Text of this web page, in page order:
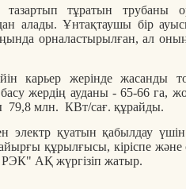
тұратын трубаны
алады. Ұнтақтаушы бір
орналастырылған, ал
карьер жерінде жасанды
жердің ауданы - 65-66 га,
79,8 млн. КВт/сағ. құрайды.
электр қуатын қабылдау
құрылғысы, кіріспе және
АҚ жүргізіп жатыр.